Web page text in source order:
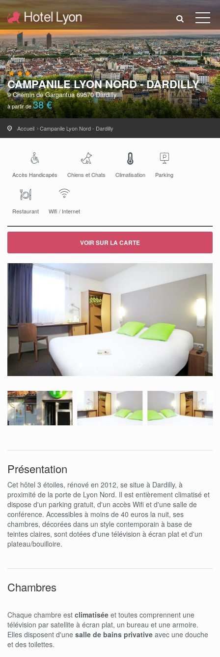
CAMPANILE LYON NORD - DARDILLY
9 Chemin de Gargantua 69570 Dardilly
à partir de38 €
Accueil Campanile Lyon Nord - Dardilly
Accès Handicapés Chiens et Chats Climatisation Parking
Restaurant Wifi / Internet
VOIR SUR LA CARTE
Présentation
Cet hôtel 3 étoiles, rénové en 2012, se situe à Dardilly, à
proximité de la porte de Lyon Nord. Il est entièrement climatisé et
dispose d'un parking gratuit, d'un accès Wifi et d'une salle de
conférence. Accessibles à moins de 40 euros la nuit, ses
chambres, décorées dans un style contemporain à base de
teintes claires, sont dotées d'une télévision à écran plat et d'un
plateau/bouilloire.
Chambres
Chaque chambre est climatisée et toutes comprennent une
télévision par satellite à écran plat, un bureau et une armoire.
Elles disposent d'une salle de bains privative avec une douche
et des toilettes.